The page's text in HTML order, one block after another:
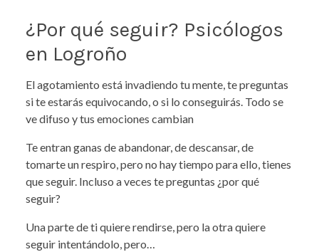
¿Por qué seguir? Psicólogos
en Logroño
El agotamiento está invadiendo tu mente, te preguntas
si te estarás equivocando, o si lo conseguirás. Todo se
ve difuso y tus emociones cambian
Te entran ganas de abandonar, de descansar, de
tomarte un respiro, pero no hay tiempo para ello, tienes
que seguir. Incluso a veces te preguntas ¿por qué
seguir?
Una parte de ti quiere rendirse, pero la otra quiere
seguir intentándolo, pero…